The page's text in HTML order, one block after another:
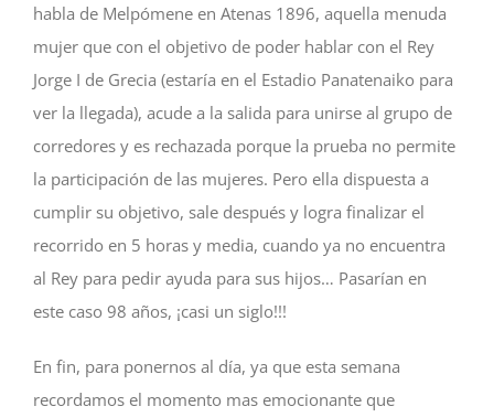
habla de Melpómene en Atenas 1896, aquella menuda
mujer que con el objetivo de poder hablar con el Rey
Jorge I de Grecia (estaría en el Estadio Panatenaiko para
ver la llegada), acude a la salida para unirse al grupo de
corredores y es rechazada porque la prueba no permite
la participación de las mujeres. Pero ella dispuesta a
cumplir su objetivo, sale después y logra finalizar el
recorrido en 5 horas y media, cuando ya no encuentra
al Rey para pedir ayuda para sus hijos… Pasarían en
este caso 98 años, ¡casi un siglo!!!
En fin, para ponernos al día, ya que esta semana
recordamos el momento mas emocionante que